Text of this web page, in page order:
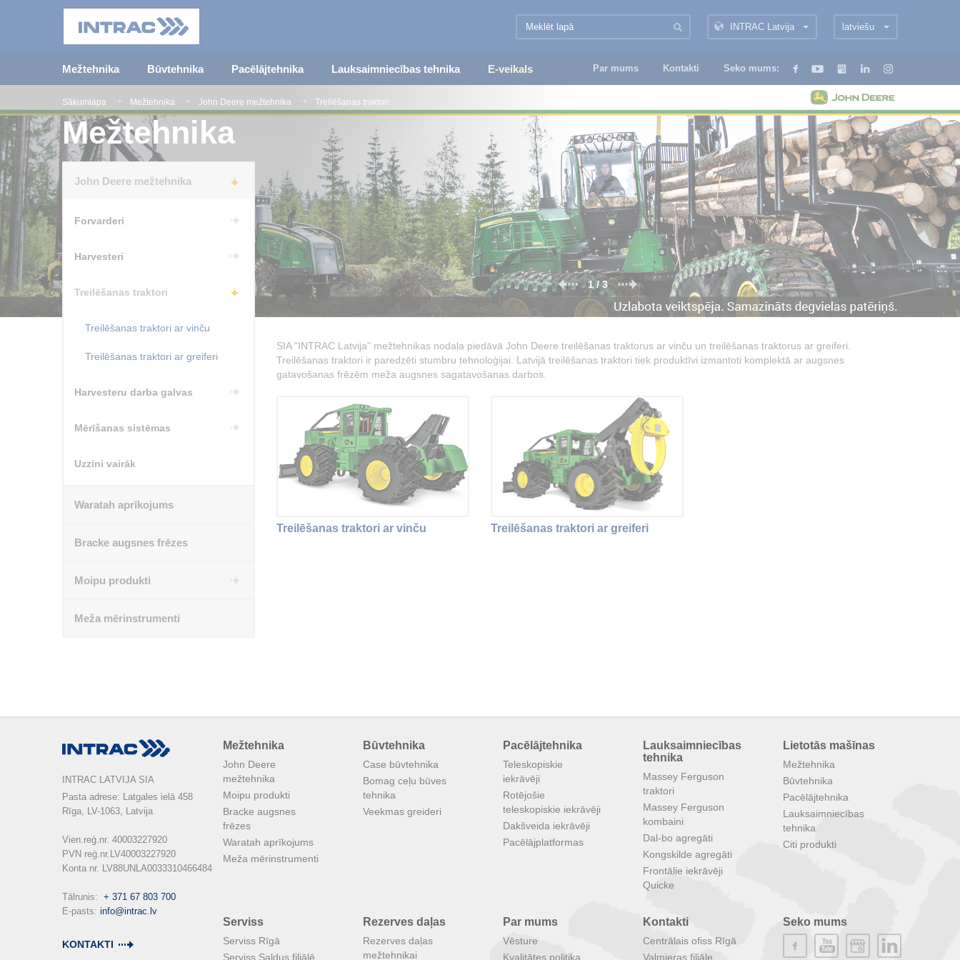
latviešu
INTRAC Latvija
Mežtehnika Būvtehnika Pacēlājtehnika Lauksaimniecības tehnika E-veikals Par mums Kontakti Seko mums:
Sākumlapa Mežtehnika John Deere mežtehnika Treilēšanas traktori
Mežtehnika
2 / 3
SIA "INTRAC Latvija" mežtehnikas nodaļa piedāvā John Deere treilēšanas traktorus ar vinču un treilēšanas traktorus ar greiferi.
Treilēšanas traktori ir paredzēti stumbru tehnoloģijai. Latvijā treilēšanas traktori tiek produktīvi izmantoti komplektā ar augsnes
gatavošanas frēzēm meža augsnes sagatavošanas darbos.
Treilēšanas traktori ar vinču Treilēšanas traktori ar greiferi
John Deere mežtehnika
Forvarderi
Harvesteri
Treilēšanas traktori
Treilēšanas traktori ar vinču
Treilēšanas traktori ar greiferi
Harvesteru darba galvas
Mērīšanas sistēmas
Uzzini vairāk
Waratah aprīkojums
Bracke augsnes frēzes
Moipu produkti
Meža mērinstrumenti
INTRAC LATVIJA SIA
Pasta adrese: Latgales ielā 458
Rīga, LV-1063, Latvija
Vien.reģ.nr. 40003227920
PVN reģ.nr.LV40003227920
Konta nr. LV88UNLA0033310466484
Tālrunis: + 371 67 803 700
E-pasts: info@intrac.lv
KONTAKTI
Mežtehnika
John Deere
mežtehnika
Moipu produkti
Bracke augsnes
frēzes
Waratah aprīkojums
Meža mērinstrumenti
Būvtehnika
Case būvtehnika
Bomag ceļu būves
tehnika
Veekmas greideri
Pacēlājtehnika
Teleskopiskie
iekrāvēji
Rotējošie
teleskopiskie iekrāvēji
Dakšveida iekrāvēji
Pacēlājplatformas
Lauksaimniecības
tehnika
Massey Ferguson
traktori
Massey Ferguson
kombaini
Dal-bo agregāti
Kongskilde agregāti
Frontālie iekrāvēji
Quicke
Lietotās mašīnas
Mežtehnika
Būvtehnika
Pacēlājtehnika
Lauksaimniecības
tehnika
Citi produkti
Serviss
Serviss Rīgā
Serviss Saldus filiālē
Rezerves daļas
Rezerves daļas
mežtehnikai
Par mums
Vēsture
Kvalitātes politika
Kontakti
Centrālais ofiss Rīgā
Valmieras filiāle
Seko mums